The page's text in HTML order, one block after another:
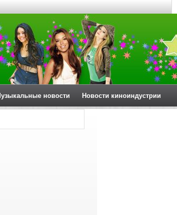
новости Новости киноиндустрии